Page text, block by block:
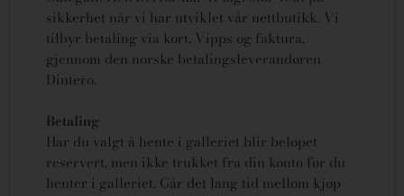
sikkerhet når vi har utviklet vår nettbutikk. Vi
tilbyr betaling via kort, Vipps og faktura,
gjennom den norske betalingsleverandøren
Dintero.
Betaling
Har du valgt å hente i galleriet blir beløpet
reservert, men ikke trukket fra din konto før du
henter i galleriet. Går det lang tid mellom kjøp